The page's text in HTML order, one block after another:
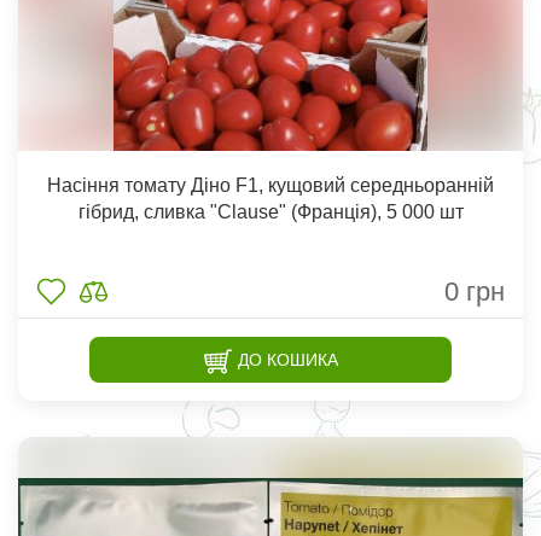
Насіння томату Діно F1, кущовий середньоранній
гібрид, сливка "Clause" (Франція), 5 000 шт
0 грн
ДО КОШИКА